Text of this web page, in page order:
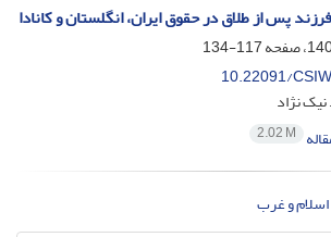
پس از طلاق در حقوق ایران، ‌‌انگلستان و کانادا
117-134
10.22091/
نژاد
2.02 M